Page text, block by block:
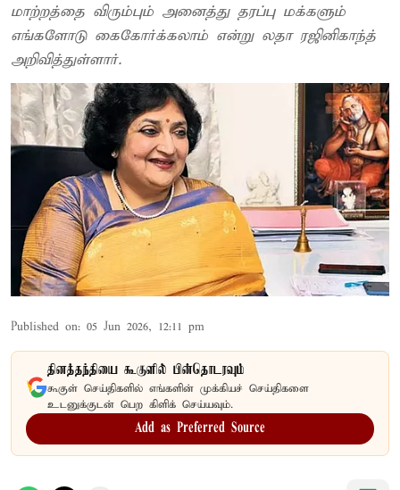
மாற்றத்தை விரும்பும் அனைத்து தரப்பு மக்களும்
எங்களோடு கைகோர்க்கலாம் என்று லதா ரஜினிகாந்த்
அறிவித்துள்ளார்.
Published on: 05 Jun 2026, 12:11 pm
தினத்தந்தியை கூகுளில் பின்தொடரவும்
கூகுள் செய்திகளில் எங்களின் முக்கியச் செய்திகளை
உடனுக்குடன் பெற கிளிக் செய்யவும்.
Add as Preferred Source